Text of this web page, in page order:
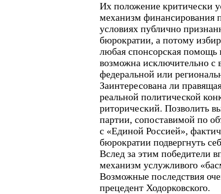
Их положение критически
механизм финансирования
условиях публично
бюрократии, а потому
любая спонсорская помощь
возможна исключительно с
федеральной или
Заинтересована ли
реальной политической
риторический. Позволить
партии, сопоставимой по
с «Единой Россией»,
бюрократии подвергнуть
Вслед за этим победители
механизм услужливого
Возможные последствия
прецедент Ходорковского.